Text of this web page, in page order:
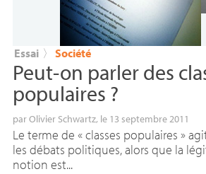
Essai 〉 Société
Peut-on parler des
populaires ?
parOlivier Schwartz, le 13 septembre 2011
Le terme de « classes populaires »
les débats politiques, alors que la
notion est...